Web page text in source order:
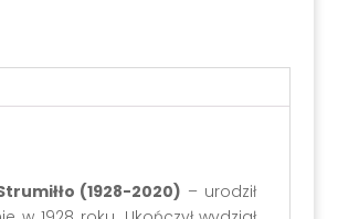
(1928-2020) – urodził